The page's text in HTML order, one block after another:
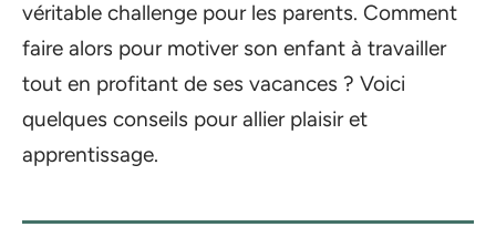
véritable challenge pour les parents. Comment
faire alors pour motiver son enfant à travailler
tout en profitant de ses vacances ? Voici
quelques conseils pour allier plaisir et
apprentissage.